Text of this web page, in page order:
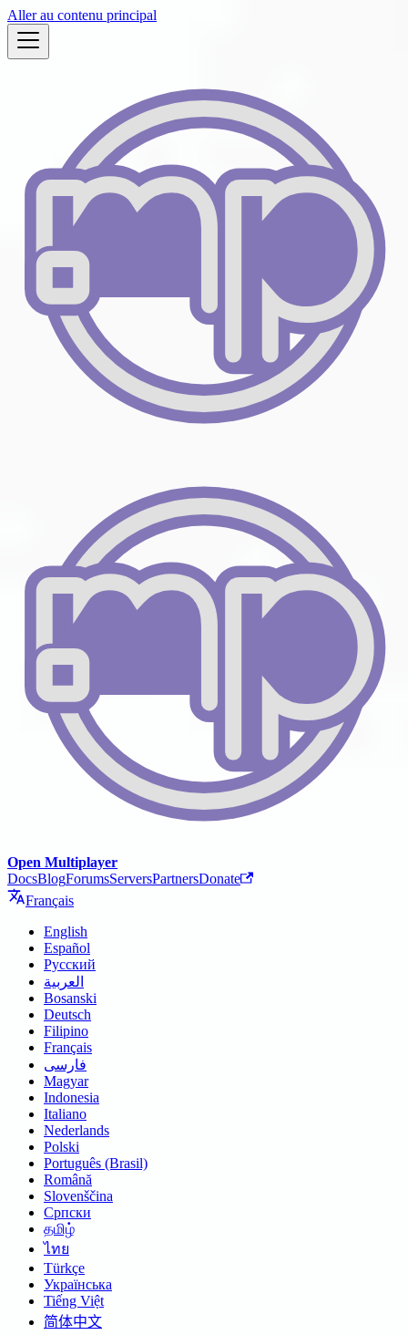
Aller au contenu principal
Open Multiplayer
DocsBlogForumsServersPartnersDonate
Français
English
Español
Русский
العربية
Bosanski
Deutsch
Filipino
Français
فارسی
Magyar
Indonesia
Italiano
Nederlands
Polski
Português (Brasil)
Română
Slovenščina
Српски
தமிழ்
ไทย
Türkçe
Українська
Tiếng Việt
简体中文